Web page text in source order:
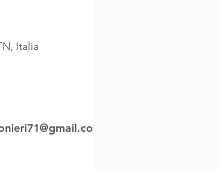
Italia